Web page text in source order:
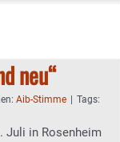
neu“
Aib-Stimme
Tags:
Juli in Rosenheim